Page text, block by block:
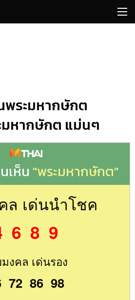
พระมหากษักต
หากษักต แม่นๆ
เห็น "พระมหากษักต"
ล เด่นนำโชค
6 8 9
งคล เด่นรอง
72 86 98